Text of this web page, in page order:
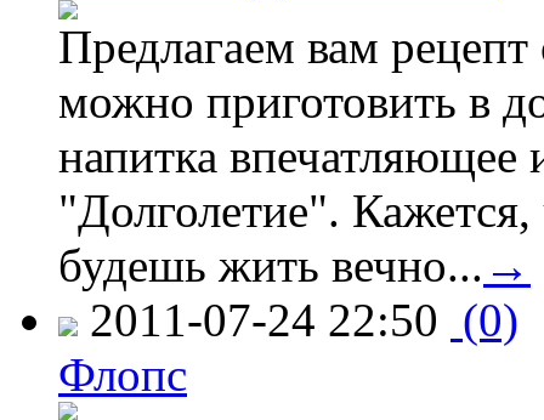
Предлагаем вам
можно приготовить в
напитка
"Долголетие".
будешь жить вечно... →
2011-07-24 22:50 (0)
Флопс